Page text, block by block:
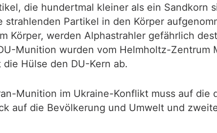
die hundertmal kleiner als ein
strahlenden Partikel in den Körper
Körper, werden Alphastrahler gefährlich
Munition wurden vom Helmholtz-Zentrum
Hülse den DU-Kern ab.
Munition im Ukraine-Konflikt muss auf
auf die Bevölkerung und Umwelt und